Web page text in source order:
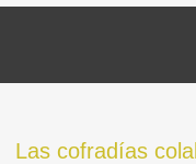
Las cofradías